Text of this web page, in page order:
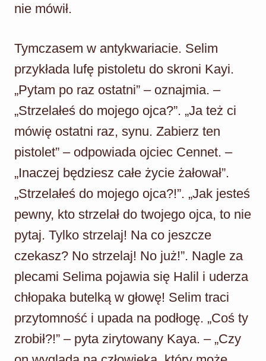
nie mówił.
Tymczasem w antykwariacie. Selim
przykłada lufę pistoletu do skroni Kayi.
„Pytam po raz ostatni” – oznajmia. –
„Strzelałeś do mojego ojca?”. „Ja też ci
mówię ostatni raz, synu. Zabierz ten
pistolet” – odpowiada ojciec Cennet. –
„Inaczej będziesz całe życie żałował”.
„Strzelałeś do mojego ojca?!”. „Jak jesteś
pewny, kto strzelał do twojego ojca, to nie
pytaj. Tylko strzelaj! Na co jeszcze
czekasz? No strzelaj! No już!”. Nagle za
plecami Selima pojawia się Halil i uderza
chłopaka butelką w głowę! Selim traci
przytomność i upada na podłogę. „Coś ty
zrobił?!” – pyta zirytowany Kaya. – „Czy